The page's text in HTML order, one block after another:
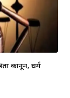
कानून, धर्म